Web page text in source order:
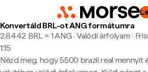
Konvertáld BRL-ot ANG formátumra
2,8442 BRL ≈ 1 ANG · Valódi árfolyam ·
1:15
Nézd meg, hogy 5500 brazil real mennyit